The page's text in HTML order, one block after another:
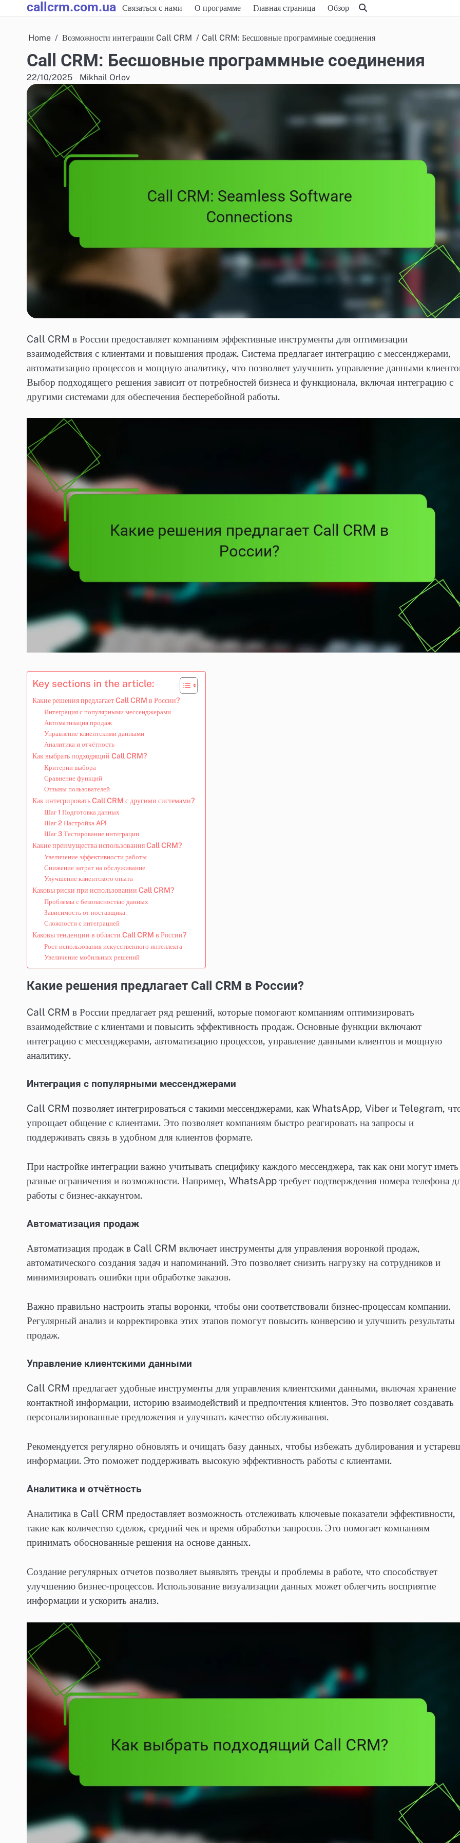
to
callcrm.com.ua Связаться с нами О программе Главная страница Обзор
Home Возможности интеграции Call CRM Call CRM: Бесшовные программные соединения
Call CRM: Бесшовные программные соединения
22/10/2025 Mikhail Orlov
Call CRM в России предоставляет компаниям эффективные инструменты для оптимизации
взаимодействия с клиентами и повышения продаж. Система предлагает интеграцию с мессенджерами,
автоматизацию процессов и мощную аналитику, что позволяет улучшить управление данными
Выбор подходящего решения зависит от потребностей бизнеса и функционала, включая интеграцию с
другими системами для обеспечения бесперебойной работы.
Key sections in the article:
Какие решения предлагает Call CRM в России?
Интеграция с популярными мессенджерами
Автоматизация продаж
Управление клиентскими данными
Аналитика и отчётность
Как выбрать подходящий Call CRM?
Критерии выбора
Сравнение функций
Отзывы пользователей
Как интегрировать Call CRM с другими системами?
Шаг 1 Подготовка данных
Шаг 2 Настройка API
Шаг 3 Тестирование интеграции
Какие преимущества использования Call CRM?
Увеличение эффективности работы
Снижение затрат на обслуживание
Улучшение клиентского опыта
Каковы риски при использовании Call CRM?
Проблемы с безопасностью данных
Зависимость от поставщика
Сложности с интеграцией
Каковы тенденции в области Call CRM в России?
Рост использования искусственного интеллекта
Увеличение мобильных решений
Какие решения предлагает Call CRM в России?
Call CRM в России предлагает ряд решений, которые помогают компаниям оптимизировать
взаимодействие с клиентами и повысить эффективность продаж. Основные функции включают
интеграцию с мессенджерами, автоматизацию процессов, управление данными клиентов и мощную
аналитику.
Интеграция с популярными мессенджерами
Call CRM позволяет интегрироваться с такими мессенджерами, как WhatsApp, Viber и Telegram,
упрощает общение с клиентами. Это позволяет компаниям быстро реагировать на запросы и
поддерживать связь в удобном для клиентов формате.
При настройке интеграции важно учитывать специфику каждого мессенджера, так как они могут иметь
разные ограничения и возможности. Например, WhatsApp требует подтверждения номера телефона
работы с бизнес-аккаунтом.
Автоматизация продаж
Автоматизация продаж в Call CRM включает инструменты для управления воронкой продаж,
автоматического создания задач и напоминаний. Это позволяет снизить нагрузку на сотрудников и
минимизировать ошибки при обработке заказов.
Важно правильно настроить этапы воронки, чтобы они соответствовали бизнес-процессам компании.
Регулярный анализ и корректировка этих этапов помогут повысить конверсию и улучшить результаты
продаж.
Управление клиентскими данными
Call CRM предлагает удобные инструменты для управления клиентскими данными, включая хранение
контактной информации, историю взаимодействий и предпочтения клиентов. Это позволяет создавать
персонализированные предложения и улучшать качество обслуживания.
Рекомендуется регулярно обновлять и очищать базу данных, чтобы избежать дублирования и
информации. Это поможет поддерживать высокую эффективность работы с клиентами.
Аналитика и отчётность
Аналитика в Call CRM предоставляет возможность отслеживать ключевые показатели эффективности,
такие как количество сделок, средний чек и время обработки запросов. Это помогает компаниям
принимать обоснованные решения на основе данных.
Создание регулярных отчетов позволяет выявлять тренды и проблемы в работе, что способствует
улучшению бизнес-процессов. Использование визуализации данных может облегчить восприятие
информации и ускорить анализ.